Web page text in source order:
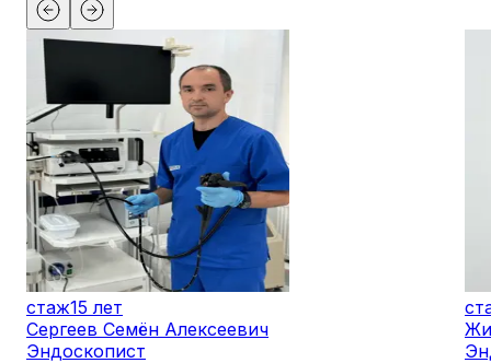
стаж15 лет
Сергеев Семён Алексеевич
Эндоскопист